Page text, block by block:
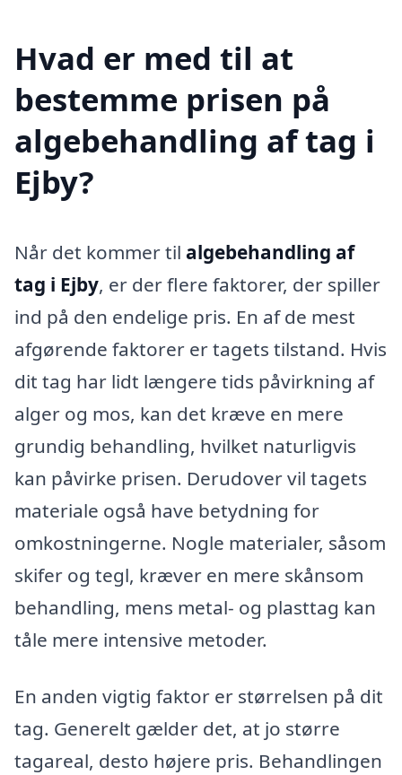
Hvad er med til at
bestemme prisen på
algebehandling af tag i
Ejby?
Når det kommer til algebehandling af
tag i Ejby, er der flere faktorer, der spiller
ind på den endelige pris. En af de mest
afgørende faktorer er tagets tilstand. Hvis
dit tag har lidt længere tids påvirkning af
alger og mos, kan det kræve en mere
grundig behandling, hvilket naturligvis
kan påvirke prisen. Derudover vil tagets
materiale også have betydning for
omkostningerne. Nogle materialer, såsom
skifer og tegl, kræver en mere skånsom
behandling, mens metal- og plasttag kan
tåle mere intensive metoder.
En anden vigtig faktor er størrelsen på dit
tag. Generelt gælder det, at jo større
tagareal, desto højere pris. Behandlingen